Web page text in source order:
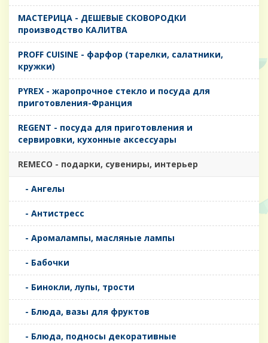
MАСТЕРИЦА - ДЕШЕВЫЕ СКОВОРОДКИ
производство КАЛИТВА
PROFF CUISINE - фарфор (тарелки, салатники,
кружки)
PYREX - жаропрочное стекло и посуда для
приготовления-Франция
REGENT - посуда для приготовления и
сервировки, кухонные аксессуары
REMECO - подарки, сувениры, интерьер
- Ангелы
- Антистресс
- Аромалампы, масляные лампы
- Бабочки
- Бинокли, лупы, трости
- Блюда, вазы для фруктов
- Блюда, подносы декоративные